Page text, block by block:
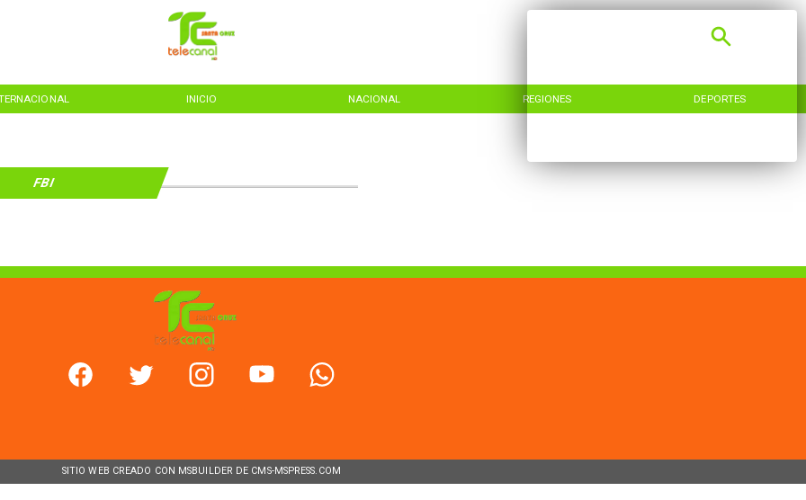
INICIO NACIONAL REGIONES DEPORTES
FBI
SITIO WEB CREADO CON MSBUILDER DE CMS-MSPRESS.COM